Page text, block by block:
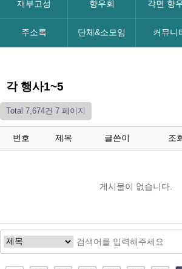
재부고성 향우회 각면 향
주소록 단체&소모임 커뮤니
각 행사1~5
Total 7,674건 7 페이지
번호 제목 글쓴이 조
게시물이 없습니다.